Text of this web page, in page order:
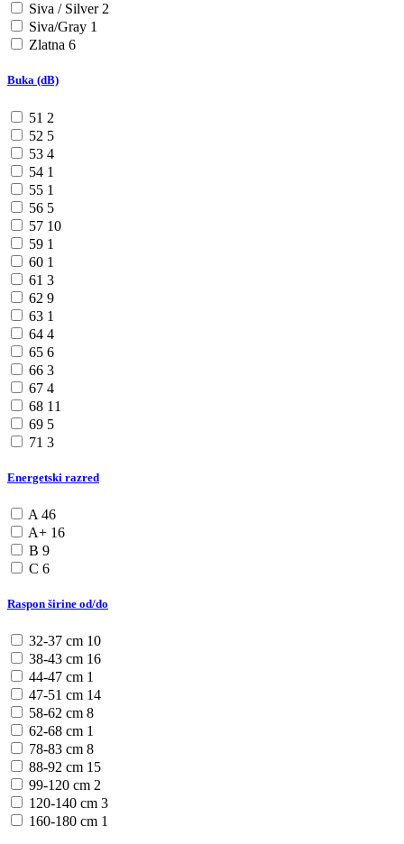
Siva / Silver 2
Siva/Gray 1
Zlatna 6
Buka (dB)
51 2
52 5
53 4
54 1
55 1
56 5
57 10
59 1
60 1
61 3
62 9
63 1
64 4
65 6
66 3
67 4
68 11
69 5
71 3
Energetski razred
A 46
A+ 16
B 9
C 6
Raspon širine od/do
32-37 cm 10
38-43 cm 16
44-47 cm 1
47-51 cm 14
58-62 cm 8
62-68 cm 1
78-83 cm 8
88-92 cm 15
99-120 cm 2
120-140 cm 3
160-180 cm 1